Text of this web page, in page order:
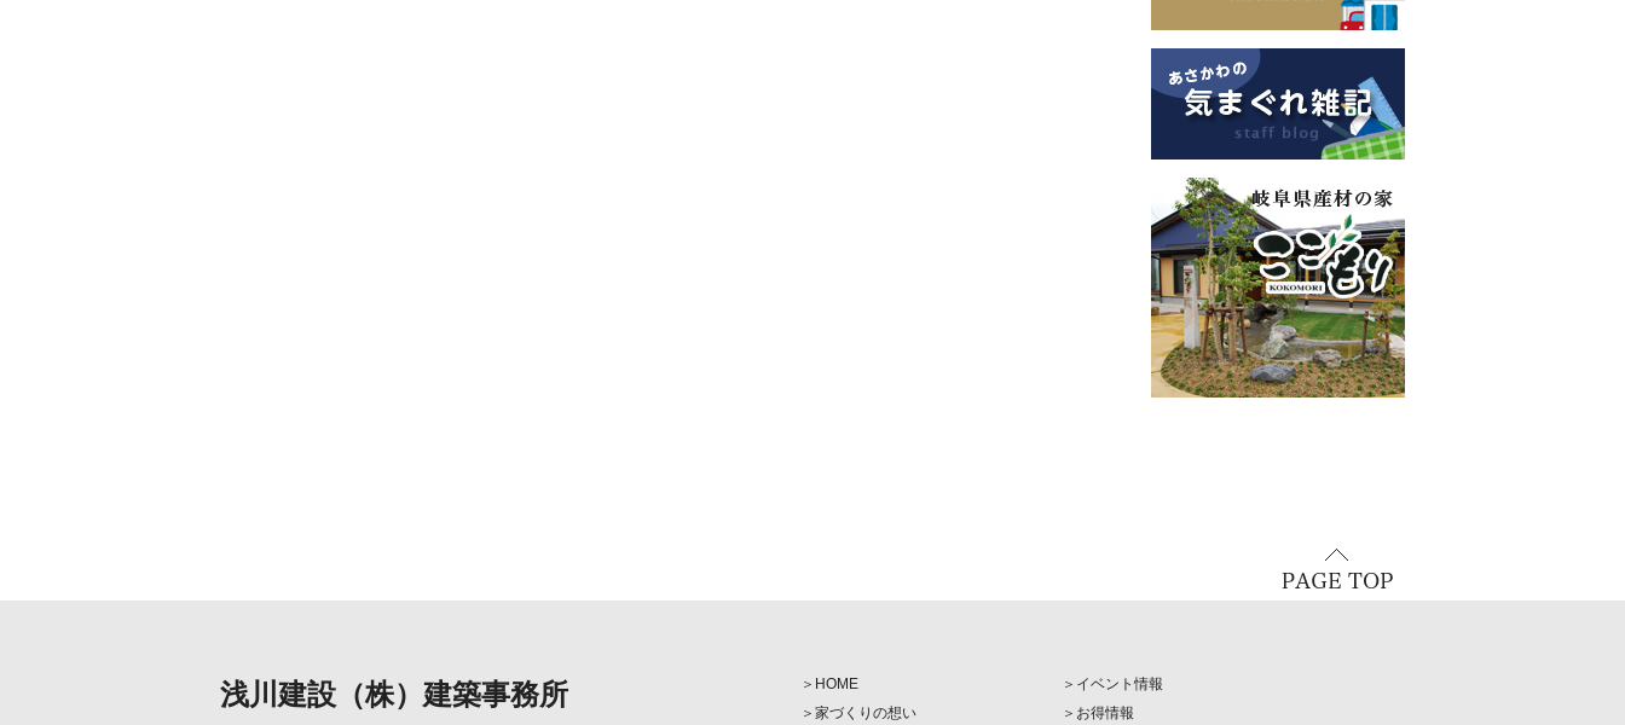
浅川建設（株）建築事務所
HOME
家づくりの想い
イベント情報
お得情報